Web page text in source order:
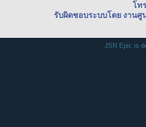
โท
รับผิดชอบระบบโดย งาน
JSN Epic is